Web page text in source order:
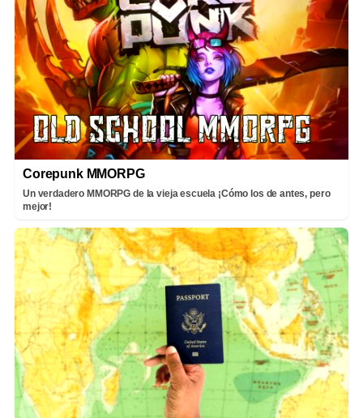
Corepunk MMORPG
Un verdadero MMORPG de la vieja escuela ¡Cómo los de antes, pero
mejor!